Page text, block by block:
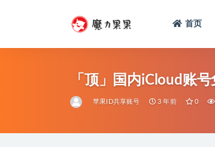
首页
「顶」国内iCloud账
苹果ID共享账号 3 年前 0